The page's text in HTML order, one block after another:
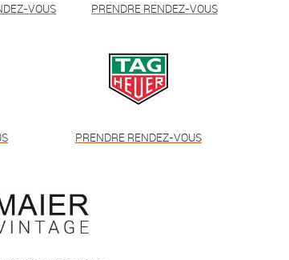
VOUS PRENDRE RENDEZ-VOUS
PRENDRE RENDEZ-VOUS